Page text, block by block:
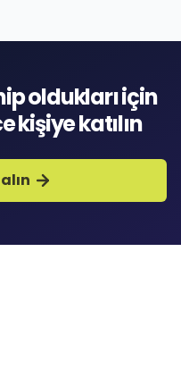
oldukları için
kişiye katılın